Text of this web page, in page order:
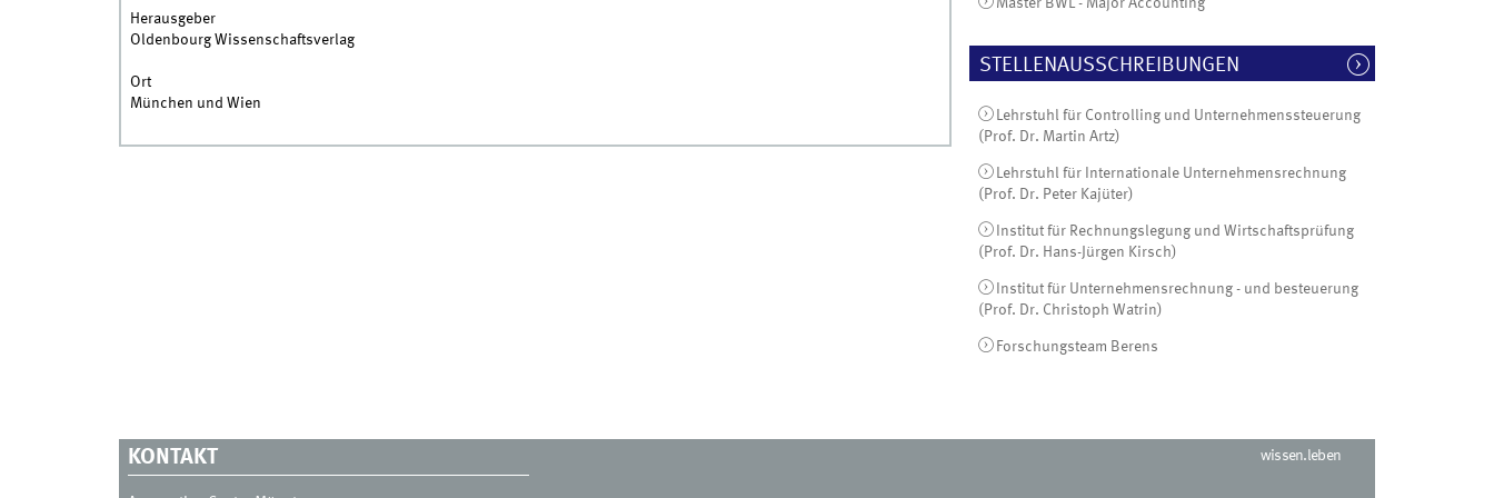
Herausgeber
Oldenbourg Wissenschaftsverlag
Ort
München und Wien
Master BWL - Major Accounting
STELLENAUSSCHREIBUNGEN
Lehrstuhl für Controlling und Unternehmenssteuerung
(Prof. Dr. Martin Artz)
Lehrstuhl für Internationale Unternehmensrechnung
(Prof. Dr. Peter Kajüter)
Institut für Rechnungslegung und Wirtschaftsprüfung
(Prof. Dr. Hans-Jürgen Kirsch)
Institut für Unternehmensrechnung - und besteuerung
(Prof. Dr. Christoph Watrin)
Forschungsteam Berens
KONTAKT wissen.leben